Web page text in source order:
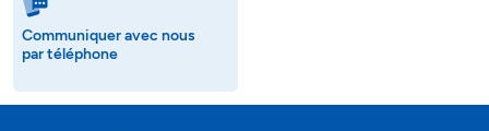
Communiquer avec nous
par téléphone